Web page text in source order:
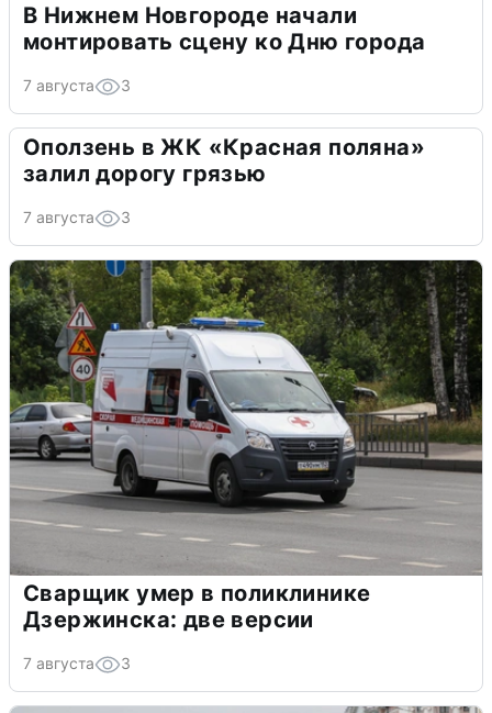
В Нижнем Новгороде начали
монтировать сцену ко Дню города
7 августа 3
Оползень в ЖК «Красная поляна»
залил дорогу грязью
7 августа 3
Сварщик умер в поликлинике
Дзержинска: две версии
7 августа 3